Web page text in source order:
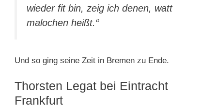
wieder fit bin, zeig ich denen, watt
malochen heißt.“
Und so ging seine Zeit in Bremen zu Ende.
Thorsten Legat bei Eintracht
Frankfurt